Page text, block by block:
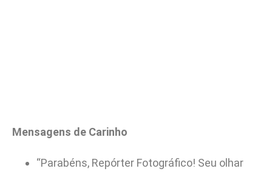
Mensagens de Carinho
“Parabéns, Repórter Fotográfico! Seu olhar